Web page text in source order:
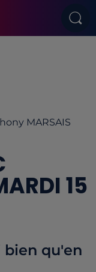
MARSAIS
15
bien qu'en